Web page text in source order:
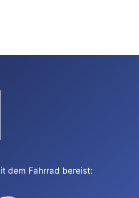
dem Fahrrad bereist: